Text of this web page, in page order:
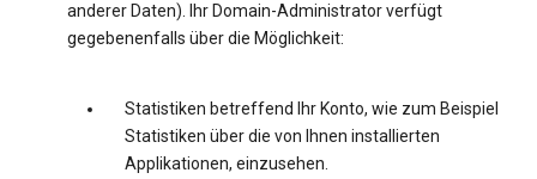
anderer Daten). Ihr Domain-Administrator verfügt
gegebenenfalls über die Möglichkeit:
Statistiken betreffend Ihr Konto, wie zum Beispiel
Statistiken über die von Ihnen installierten
Applikationen, einzusehen.